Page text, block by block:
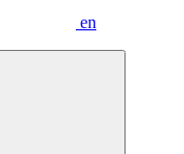
en